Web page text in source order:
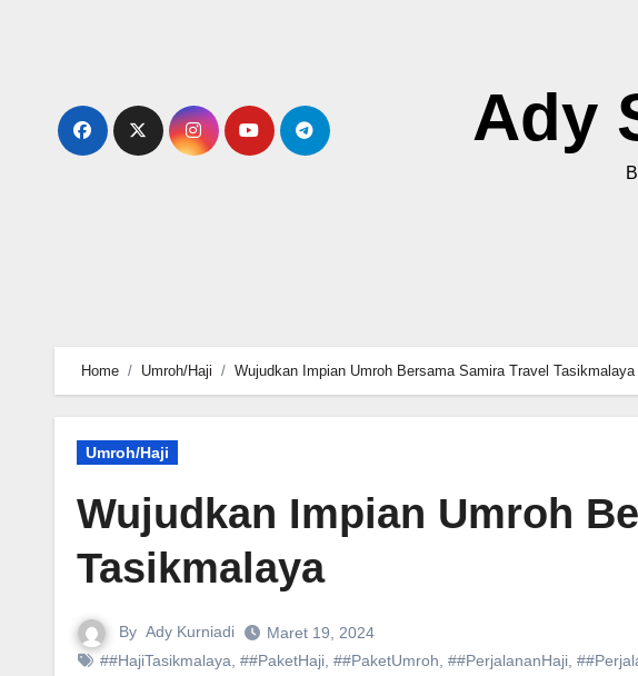
Ady
Home Umroh/Haji Wujudkan Impian Umroh Bersama Samira Travel Tasikmalaya
Umroh/Haji
Wujudkan Impian Umroh
Tasikmalaya
By Ady Kurniadi
Maret 19, 2024
##HajiTasikmalaya ##PaketHaji ##PaketUmroh ##PerjalananHaji